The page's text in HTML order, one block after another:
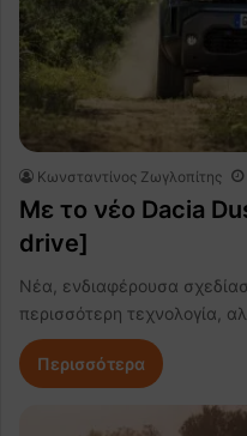
Κωνσταντίνος Ζωγλοπίτης
Με το νέο Dacia
drive]
Νέα, ενδιαφέρουσα
περισσότερη τεχνολογία,
Περισσότερα